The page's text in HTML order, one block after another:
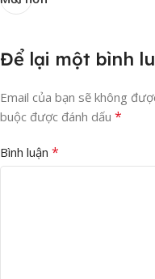
Để lại một bình
Email của bạn sẽ không
buộc được đánh dấu *
Bình luận *